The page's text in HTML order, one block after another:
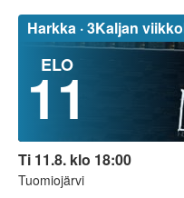
Harkka ·3Kaljan
ELO
11
Ti 11.8. klo 18:00
Tuomiojärvi